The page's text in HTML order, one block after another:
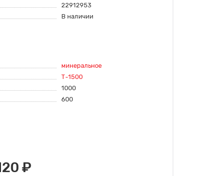
22912953
В наличии
минеральное
Т-1500
1000
600
₽